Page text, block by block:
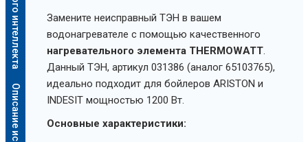
Замените неисправный ТЭН в вашем
водонагревателе с помощью качественного
нагревательного элемента THERMOWATT.
Данный ТЭН, артикул 031386 (аналог 65103765),
идеально подходит для бойлеров ARISTON и
INDESIT мощностью 1200 Вт.
Основные характеристики: